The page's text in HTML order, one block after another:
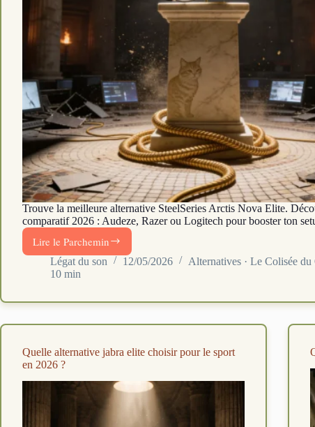
Trouve la meilleure alternative SteelSeries Arctis Nova Elite.
comparatif 2026 : Audeze, Razer ou Logitech pour booster ton
Lire le Parchemin
3
alternatives
à
Nova
gaming
2026
Légat du son 12/05/2026
Alternatives · Le Colisée du
10 min
Quelle alternative jabra elite choisir pour le sport
en 2026 ?